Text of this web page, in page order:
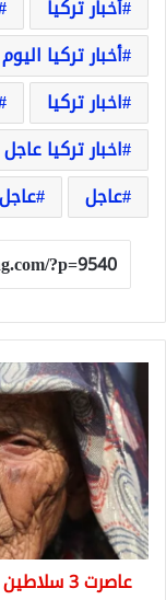
أخبار تركيا
أخبار تركيا
اخبار تركيا
اخبار تركيا عاجل
عاجل
عاصرت
سلاطين
و12
رئيسا..
معمرة
تركية
تتحدى
الزمن
عاصرت 3 سلاطين و12 رئيسا.. معمرة تركية تتحدى الزمن